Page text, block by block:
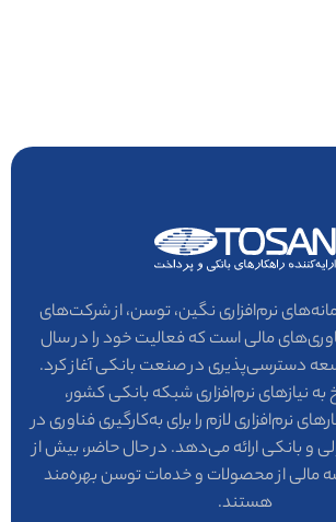
نرم‌افزاری نگین، توسن، از شرکت‌های
مالی است که فعالیت خود را در سال
توسعه دسترسی‌پذیری در صنعت بانکی آغاز کرد.
نیازهای نرم‌افزاری شبکه بانکی کشور،
نرم‌افزاری لازم را برای به‌کارگیری فناوری در
بانکی ارائه می‌دهد. در حال حاضر، بیش از
مالی از محصولات و خدمات توسن بهره‌مند
هستند.